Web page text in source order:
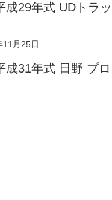
成29年式 UDトラ
11月25日
成31年式 日野 プ